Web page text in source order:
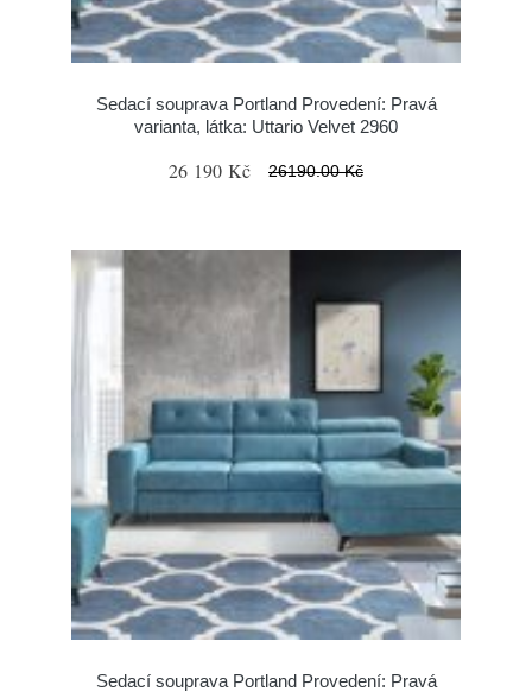
Sedací souprava Portland Provedení: Pravá
varianta, látka: Uttario Velvet 2960
26 190 Kč 26190.00 Kč
Sedací souprava Portland Provedení: Pravá